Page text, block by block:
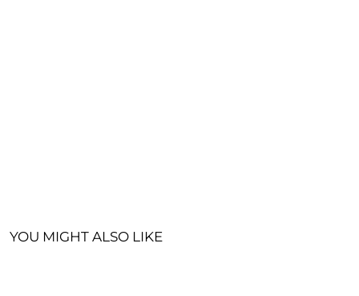
YOU MIGHT ALSO LIKE